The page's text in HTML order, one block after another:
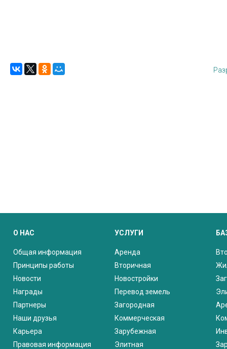
О НАС
Общая информация
Принципы работы
Новости
Награды
Партнеры
Наши друзья
Карьера
Правовая информация
УСЛУГИ
Аренда
Вторичная
Новостройки
Перевод земель
Загородная
Коммерческая
Зарубежная
Элитная